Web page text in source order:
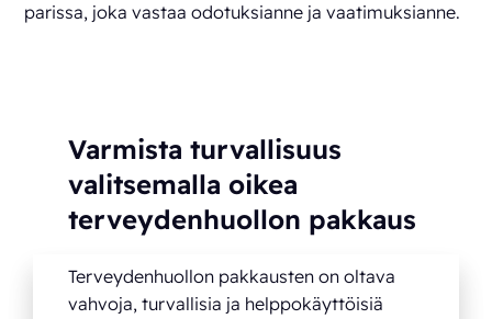
parissa, joka vastaa odotuksianne ja vaatimuksianne.
Varmista turvallisuus
valitsemalla oikea
terveydenhuollon pakkaus
Terveydenhuollon pakkausten on oltava
vahvoja, turvallisia ja helppokäyttöisiä